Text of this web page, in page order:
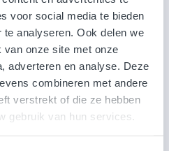
voor social media te bieden
analyseren. Ook delen we
van onze site met onze
adverteren en analyse. Deze
combineren met andere
verstrekt of die ze hebben
gebruik van hun services.